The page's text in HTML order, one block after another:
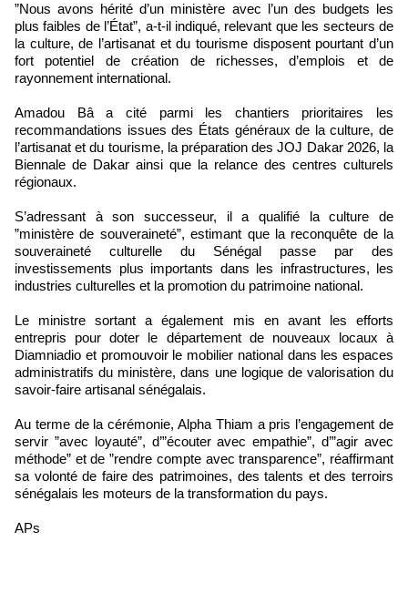
‎”Nous avons hérité d’un ministère avec l’un des budgets les
plus faibles de l’État”, a-t-il indiqué, relevant que les secteurs de
la culture, de l’artisanat et du tourisme disposent pourtant d’un
fort potentiel de création de richesses, d’emplois et de
rayonnement international.
‎Amadou Bâ a cité parmi les chantiers prioritaires les
recommandations issues des États généraux de la culture, de
l’artisanat et du tourisme, la préparation des JOJ Dakar 2026, la
Biennale de Dakar ainsi que la relance des centres culturels
régionaux.
‎S’adressant à son successeur, il a qualifié la culture de
”ministère de souveraineté”, estimant que la reconquête de la
souveraineté culturelle du Sénégal passe par des
investissements plus importants dans les infrastructures, les
industries culturelles et la promotion du patrimoine national.
Le ministre sortant a également mis en avant les efforts
entrepris pour doter le département de nouveaux locaux à
Diamniadio et promouvoir le mobilier national dans les espaces
administratifs du ministère, dans une logique de valorisation du
savoir-faire artisanal sénégalais.
Au terme de la cérémonie, Alpha Thiam a pris l’engagement de
servir ”avec loyauté”, d’”écouter avec empathie”, d’”agir avec
méthode” et de ”rendre compte avec transparence”, réaffirmant
sa volonté de faire des patrimoines, des talents et des terroirs
sénégalais les moteurs de la transformation du pays.
APs